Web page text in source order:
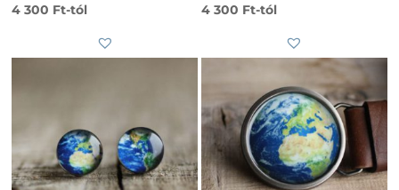
4 300 Ft-tól
4 300 Ft-tól